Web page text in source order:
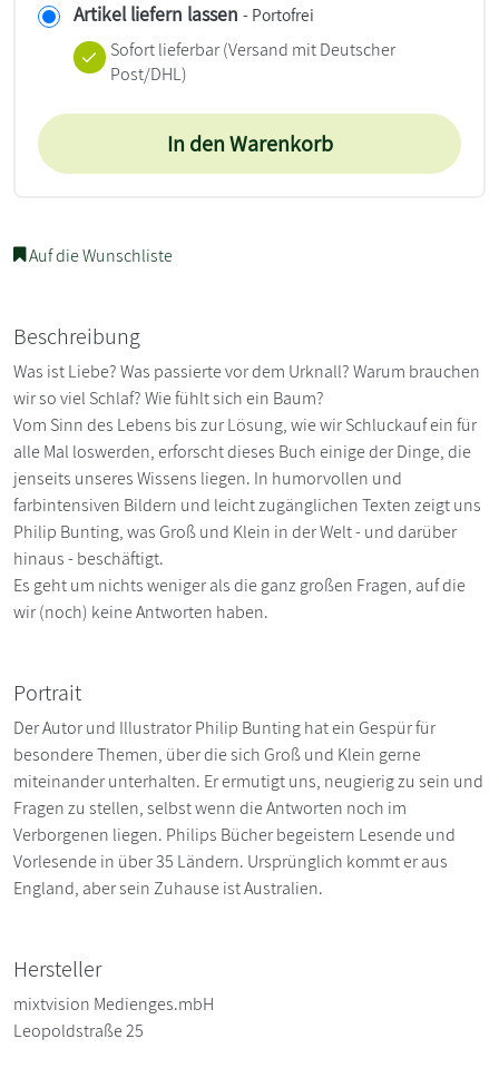
Artikel liefern lassen - Portofrei
Sofort lieferbar(Versand mit Deutscher
Post/DHL)
In den Warenkorb
Auf die Wunschliste
Beschreibung
Was ist Liebe? Was passierte vor dem Urknall? Warum brauchen
wir so viel Schlaf? Wie fühlt sich ein Baum?
Vom Sinn des Lebens bis zur Lösung, wie wir Schluckauf ein für
alle Mal loswerden, erforscht dieses Buch einige der Dinge, die
jenseits unseres Wissens liegen. In humorvollen und
farbintensiven Bildern und leicht zugänglichen Texten zeigt uns
Philip Bunting, was Groß und Klein in der Welt - und darüber
hinaus - beschäftigt.
Es geht um nichts weniger als die ganz großen Fragen, auf die
wir (noch) keine Antworten haben.
Portrait
Der Autor und Illustrator Philip Bunting hat ein Gespür für
besondere Themen, über die sich Groß und Klein gerne
miteinander unterhalten. Er ermutigt uns, neugierig zu sein und
Fragen zu stellen, selbst wenn die Antworten noch im
Verborgenen liegen. Philips Bücher begeistern Lesende und
Vorlesende in über 35 Ländern. Ursprünglich kommt er aus
England, aber sein Zuhause ist Australien.
Hersteller
mixtvision Medienges.mbH
Leopoldstraße 25